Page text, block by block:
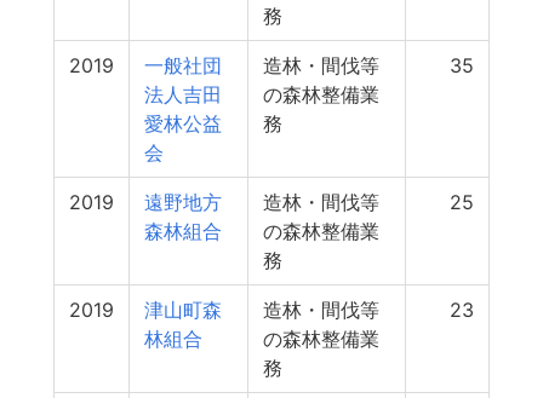
務
2019
一般社団
法人吉田
愛林公益
会
造林・間伐等
の森林整備業
務
35
2019
遠野地方
森林組合
造林・間伐等
の森林整備業
務
25
2019
津山町森
林組合
造林・間伐等
の森林整備業
務
23